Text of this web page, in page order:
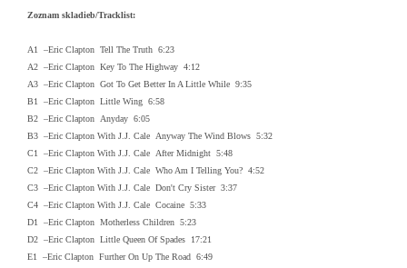
Zoznam skladieb/Tracklist:
A1 –Eric Clapton Tell The Truth 6:23
A2 –Eric Clapton Key To The Highway 4:12
A3 –Eric Clapton Got To Get Better In A Little While 9:35
B1 –Eric Clapton Little Wing 6:58
B2 –Eric Clapton Anyday 6:05
B3 –Eric Clapton With J.J. Cale Anyway The Wind Blows 5:32
C1 –Eric Clapton With J.J. Cale After Midnight 5:48
C2 –Eric Clapton With J.J. Cale Who Am I Telling You? 4:52
C3 –Eric Clapton With J.J. Cale Don't Cry Sister 3:37
C4 –Eric Clapton With J.J. Cale Cocaine 5:33
D1 –Eric Clapton Motherless Children 5:23
D2 –Eric Clapton Little Queen Of Spades 17:21
E1 –Eric Clapton Further On Up The Road 6:49